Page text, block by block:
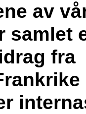
av
samlet
fra